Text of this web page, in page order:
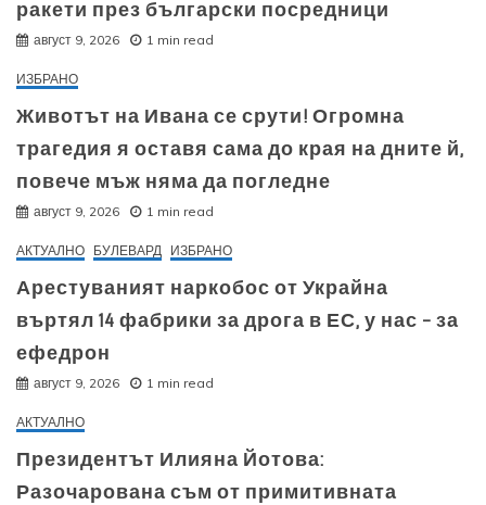
ракети през български посредници
август 9, 2026 1 min read
ИЗБРАНО
Животът на Ивана се срути! Огромна
трагедия я оставя сама до края на дните й,
повече мъж няма да погледне
август 9, 2026 1 min read
АКТУАЛНО БУЛЕВАРД ИЗБРАНО
Арестуваният наркобос от Украйна
въртял 14 фабрики за дрога в ЕС, у нас – за
ефедрон
август 9, 2026 1 min read
АКТУАЛНО
Президентът Илияна Йотова:
Разочарована съм от примитивната